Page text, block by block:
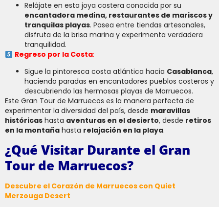
Relájate en esta joya costera conocida por su
encantadora medina, restaurantes de mariscos y
tranquilas playas. Pasea entre tiendas artesanales,
disfruta de la brisa marina y experimenta verdadera
tranquilidad.
Regreso por la Costa:
Sigue la pintoresca costa atlántica hacia Casablanca,
haciendo paradas en encantadores pueblos costeros y
descubriendo las hermosas playas de Marruecos.
Este Gran Tour de Marruecos es la manera perfecta de
experimentar la diversidad del país, desde maravillas
históricas hasta aventuras en el desierto, desde retiros
en la montaña hasta relajación en la playa.
¿Qué Visitar Durante el Gran
Tour de Marruecos?
Descubre el Corazón de Marruecos con Quiet
Merzouga Desert